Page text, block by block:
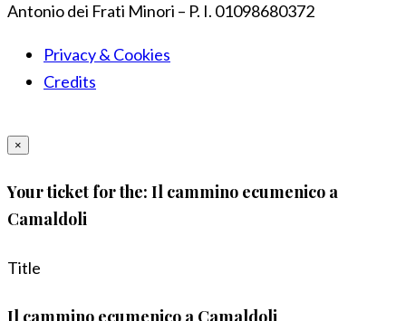
Antonio dei Frati Minori – P. I. 01098680372
Privacy & Cookies
Credits
×
Your ticket for the: Il cammino ecumenico a
Camaldoli
Title
Il cammino ecumenico a Camaldoli